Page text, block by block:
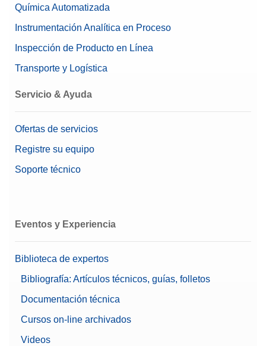
Química Automatizada
Instrumentación Analítica en Proceso
Inspección de Producto en Línea
Transporte y Logística
Servicio & Ayuda
Ofertas de servicios
Registre su equipo
Soporte técnico
Eventos y Experiencia
Biblioteca de expertos
Bibliografía: Artículos técnicos, guías, folletos
Documentación técnica
Cursos on-line archivados
Videos